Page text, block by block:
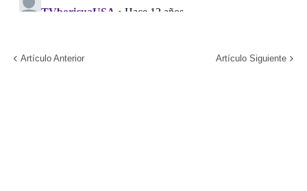
Artículo Anterior Artículo Siguiente